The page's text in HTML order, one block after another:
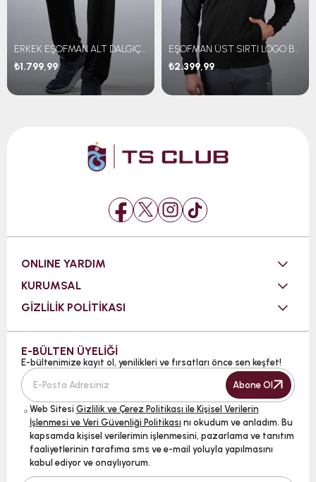
ERKEK EŞOFMAN ALT DALGIÇ KUMAŞ
₺1.799,99
EŞOFMAN ÜST SIRTI LOGO BASKILI
₺2.399,99
ONLINE YARDIM
KURUMSAL
GİZLİLİK POLİTİKASI
E-BÜLTEN ÜYELİĞİ
E-bültenimize kayıt ol, yenilikleri ve fırsatları önce sen keşfet!
Abone Ol
Web Sitesi Gizlilik ve Çerez Politikası ile Kişisel Verilerin
İşlenmesi ve Veri Güvenliği Politikası nı okudum ve anladım. Bu
kapsamda kişisel verilerimin işlenmesini, pazarlama ve tanıtım
faaliyetlerinin tarafıma sms ve e-mail yoluyla yapılmasını
kabul ediyor ve onaylıyorum.